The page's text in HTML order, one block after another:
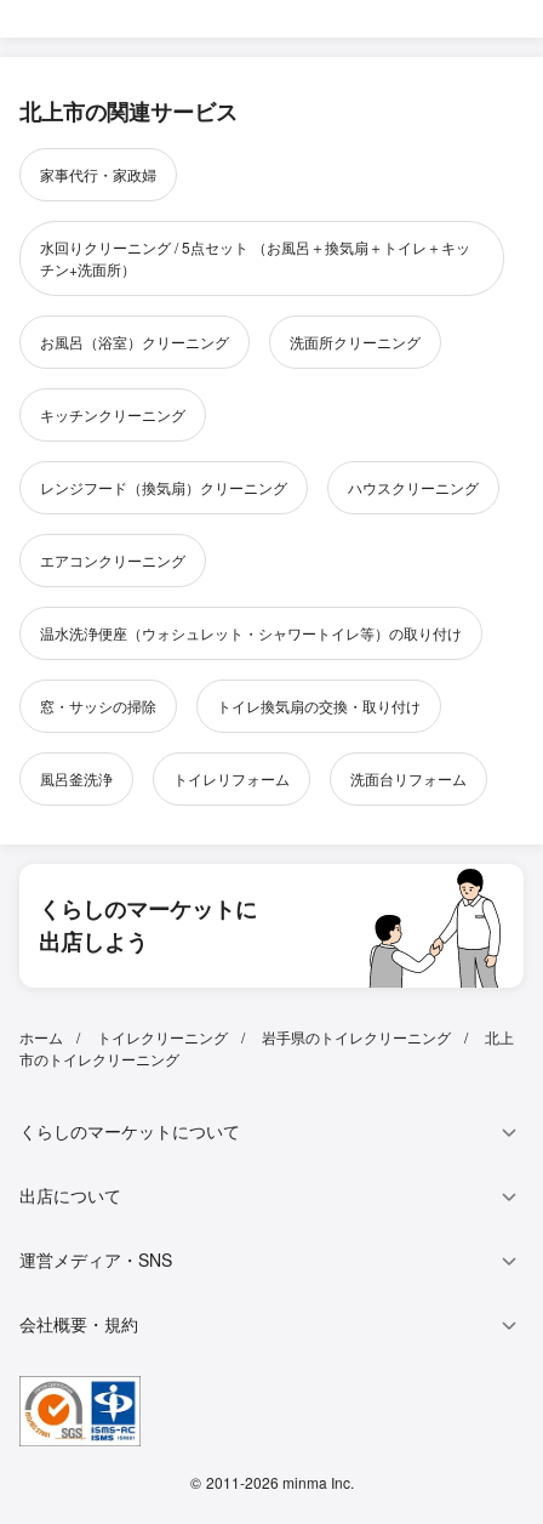
北上市の関連サービス
家事代行・家政婦
水回りクリーニング / 5点セット （お風呂＋換気扇＋トイレ＋キッ
チン+洗面所）
お風呂（浴室）クリーニング 洗面所クリーニング
キッチンクリーニング
レンジフード（換気扇）クリーニング ハウスクリーニング
エアコンクリーニング
温水洗浄便座（ウォシュレット・シャワートイレ等）の取り付け
窓・サッシの掃除 トイレ換気扇の交換・取り付け
風呂釜洗浄 トイレリフォーム 洗面台リフォーム
くらしのマーケットに
出店しよう
ホーム トイレクリーニング 岩手県のトイレクリーニング
北上
市のトイレクリーニング
くらしのマーケットについて
出店について
運営メディア・SNS
会社概要・規約
© 2011-2026 minma Inc.